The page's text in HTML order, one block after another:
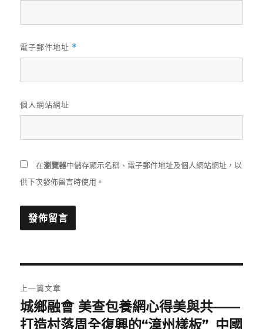
電子郵件地址 *
個人網站網址
在瀏覽器中儲存顯示名稱、電子郵件地址及個人網站網址，以
供下次發佈留言時使用。
章
上一篇文章
上
一
城鄉融會 美查包養網心得美與共——
打造村落周全復興的“漳州樣板”_中國